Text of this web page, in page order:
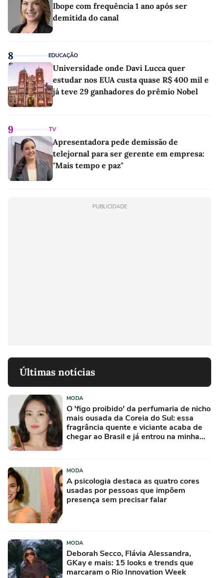
Ibope com frequência 1 ano após ser
demitida do canal
8 EDUCAÇÃO
Universidade onde Davi Lucca quer
estudar nos EUA custa quase R$ 400 mil e
já teve 29 ganhadores do prêmio Nobel
9 TV
Apresentadora pede demissão de
telejornal para ser gerente em empresa:
"Mais tempo e paz"
PUBLICIDADE
Últimas notícias
MODA
O 'figo proibido' da perfumaria de nicho
mais ousada da Coreia do Sul: essa
fragrância quente e viciante acaba de
chegar ao Brasil e já entrou na minha
MODA
A psicologia destaca as quatro cores
usadas por pessoas que impõem
presença sem precisar falar
MODA
Deborah Secco, Flávia Alessandra,
GKay e mais: 15 looks e trends que
marcaram o Rio Innovation Week